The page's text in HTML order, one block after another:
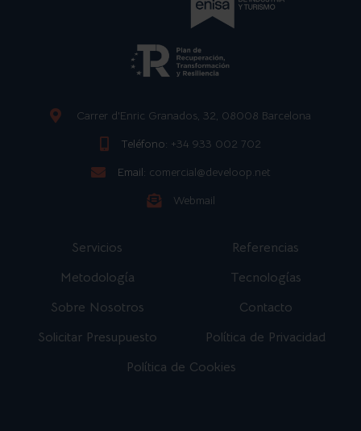
Carrer d'Enric Granados, 32, 08008 Barcelona
Teléfono: +34 933 002 702
Email: comercial@develoop.net
Webmail
Servicios
Referencias
Metodología
Tecnologías
Sobre Nosotros
Contacto
Solicitar Presupuesto
Política de Privacidad
Política de Cookies